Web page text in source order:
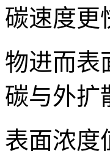
碳速度更
物进而表
碳与外扩
表面浓度